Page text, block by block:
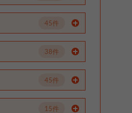
45件
38件
45件
15件